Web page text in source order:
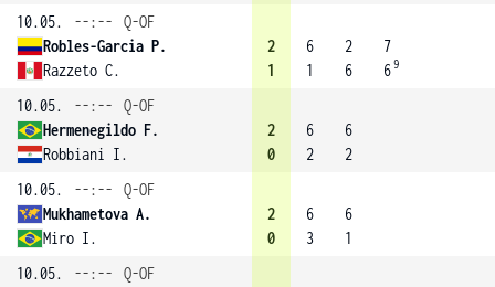
10.05.
--:--
Q-OF
Robles-Garcia P.
Razzeto C.
2
1
6
1
2
6
7
69
10.05. --:--
Q-OF
Hermenegildo F.
Robbiani I.
2
0
6
2
6
2
10.05.
--:--
Q-OF
Mukhametova A.
Miro I.
2
0
6
3
6
1
10.05.
--:--
Q-OF